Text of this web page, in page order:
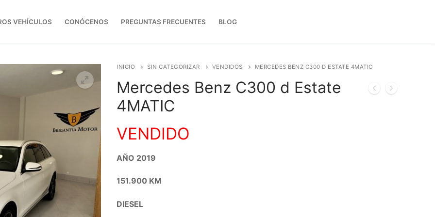
VEHÍCULOS CONÓCENOS PREGUNTAS FRECUENTES BLOG
INICIO SIN CATEGORIZAR VENDIDOS MERCEDES BENZ C300 D ESTATE 4MATIC
Mercedes Benz C300 d Estate
4MATIC
VENDIDO
AÑO 2019
151.900 KM
DIESEL